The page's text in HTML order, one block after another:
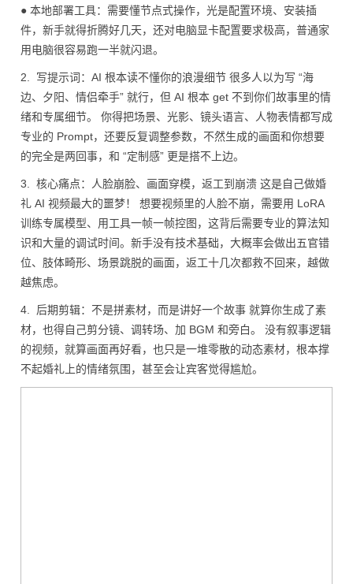
● 本地部署工具：需要懂节点式操作，光是配置环境、安装插
件，新手就得折腾好几天，还对电脑显卡配置要求极高，普通家
用电脑很容易跑一半就闪退。
2. 写提示词：AI 根本读不懂你的浪漫细节 很多人以为写 “海
边、夕阳、情侣牵手” 就行，但 AI 根本 get 不到你们故事里的情
绪和专属细节。 你得把场景、光影、镜头语言、人物表情都写成
专业的 Prompt，还要反复调整参数，不然生成的画面和你想要
的完全是两回事，和 “定制感” 更是搭不上边。
3. 核心痛点：人脸崩脸、画面穿模，返工到崩溃 这是自己做婚
礼 AI 视频最大的噩梦！ 想要视频里的人脸不崩，需要用 LoRA
训练专属模型、用工具一帧一帧控图，这背后需要专业的算法知
识和大量的调试时间。新手没有技术基础，大概率会做出五官错
位、肢体畸形、场景跳脱的画面，返工十几次都救不回来，越做
越焦虑。
4. 后期剪辑：不是拼素材，而是讲好一个故事 就算你生成了素
材，也得自己剪分镜、调转场、加 BGM 和旁白。 没有叙事逻辑
的视频，就算画面再好看，也只是一堆零散的动态素材，根本撑
不起婚礼上的情绪氛围，甚至会让宾客觉得尴尬。